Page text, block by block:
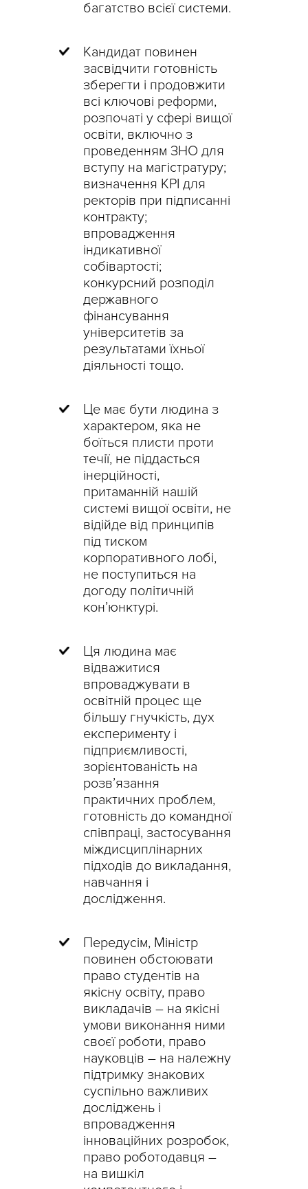
багатство всієї системи.
Кандидат повинен
засвідчити готовність
зберегти і продовжити
всі ключові реформи,
розпочаті у сфері вищої
освіти, включно з
проведенням ЗНО для
вступу на магістратуру;
визначення KPI для
ректорів при підписанні
контракту;
впровадження
індикативної
собівартості;
конкурсний розподіл
державного
фінансування
університетів за
результатами їхньої
діяльності тощо.
Це має бути людина з
характером, яка не
боїться плисти проти
течії, не піддасться
інерційності,
притаманній нашій
системі вищої освіти, не
відійде від принципів
під тиском
корпоративного лобі,
не поступиться на
догоду політичній
кон’юнктурі.
Ця людина має
відважитися
впроваджувати в
освітній процес ще
більшу гнучкість, дух
експерименту і
підприємливості,
зорієнтованість на
розв’язання
практичних проблем,
готовність до командної
співпраці, застосування
міждисциплінарних
підходів до викладання,
навчання і
дослідження.
Передусім, Міністр
повинен обстоювати
право студентів на
якісну освіту, право
викладачів – на якісні
умови виконання ними
своєї роботи, право
науковців – на належну
підтримку знакових
суспільно важливих
досліджень і
впровадження
інноваційних розробок,
право роботодавця –
на вишкіл